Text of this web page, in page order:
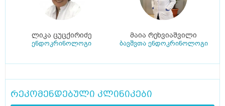
ლიკა ცუცქირიძე
ენდოკრინოლოგი
მაია რეხვიაშვილი
ბავშვთა ენდოკრინოლოგი
რეკომენდებული კლინიკები